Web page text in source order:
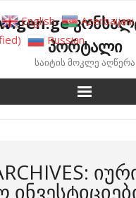
პორტალი
საიტის მოკლე აღწერა
English Azerbaijani
Russian